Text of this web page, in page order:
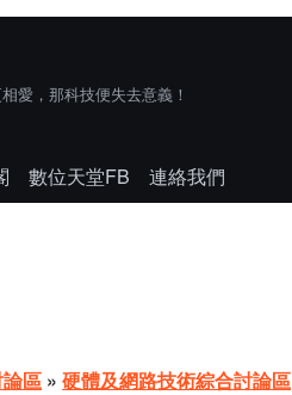
愛，那科技便失去意義！
數位天堂FB
連絡我們
區 » 硬體及網路技術綜合討論區